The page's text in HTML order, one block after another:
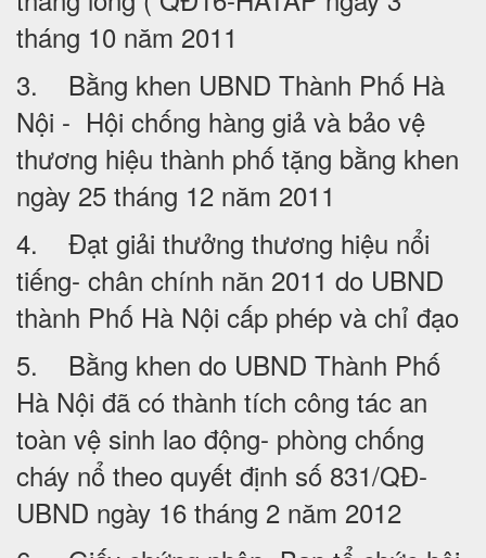
tháng 10 năm 2011
3. Bằng khen UBND Thành Phố Hà
Nội - Hội chống hàng giả và bảo vệ
thương hiệu thành phố tặng bằng khen
ngày 25 tháng 12 năm 2011
4. Đạt giải thưởng thương hiệu nổi
tiếng- chân chính năn 2011 do UBND
thành Phố Hà Nội cấp phép và chỉ đạo
5. Bằng khen do UBND Thành Phố
Hà Nội đã có thành tích công tác an
toàn vệ sinh lao động- phòng chống
cháy nổ theo quyết định số 831/QĐ-
UBND ngày 16 tháng 2 năm 2012